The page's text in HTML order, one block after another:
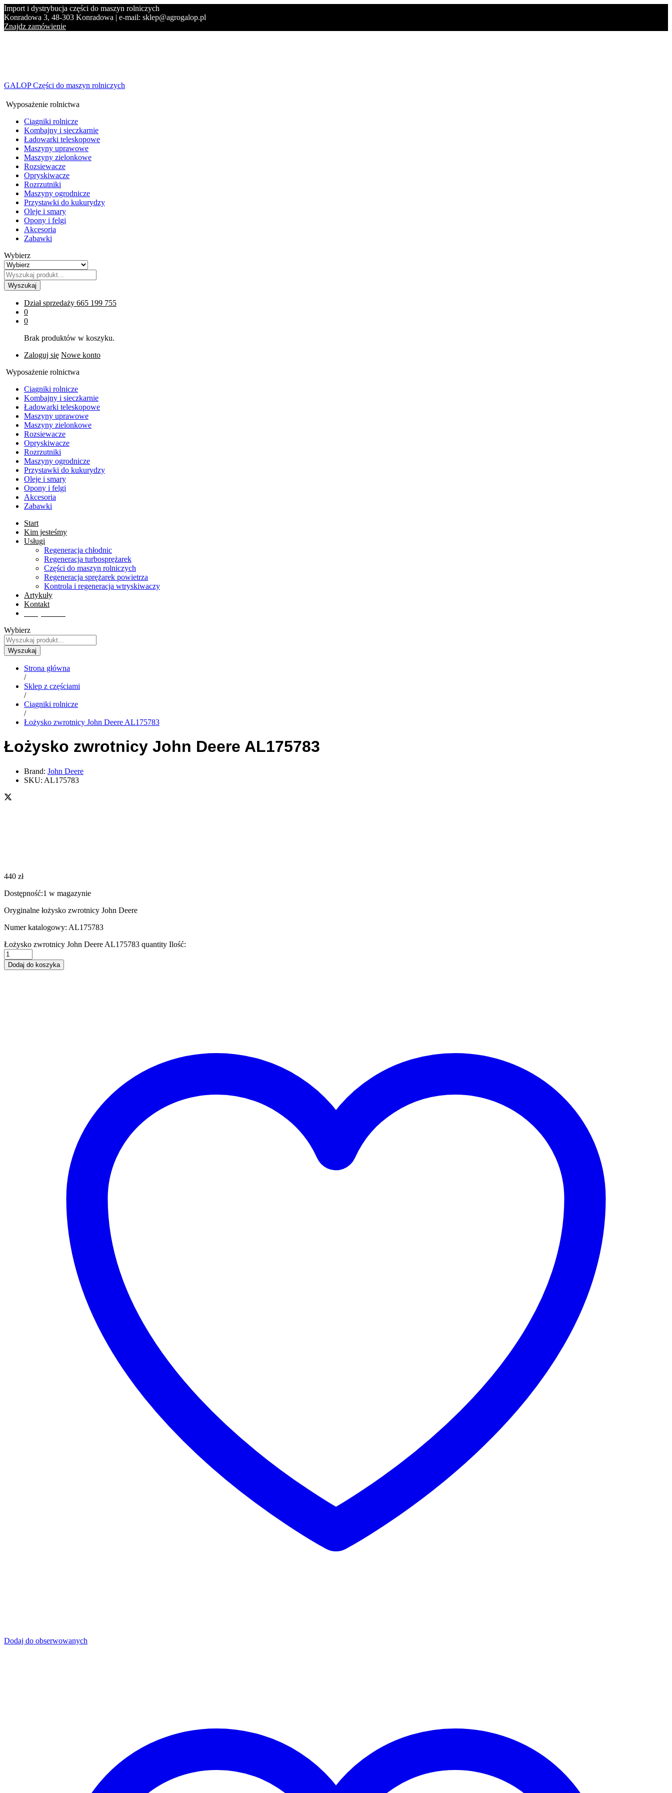
Import i dystrybucja części do maszyn rolniczych
Konradowa 3, 48-303 Konradowa | e-mail: sklep@agrogalop.pl
Znajdz zamówienie
GALOP Części do maszyn rolniczych
Wyposażenie rolnictwa
Ciągniki rolnicze
Kombajny i sieczkarnie
Ładowarki teleskopowe
Maszyny uprawowe
Maszyny zielonkowe
Rozsiewacze
Opryskiwacze
Rozrzutniki
Maszyny ogrodnicze
Przystawki do kukurydzy
Oleje i smary
Opony i felgi
Akcesoria
Zabawki
Wybierz
Wyszukaj
Dział sprzedaży 665 199 755
0
0
Brak produktów w koszyku.
Zaloguj się Nowe konto
Wyposażenie rolnictwa
Ciągniki rolnicze
Kombajny i sieczkarnie
Ładowarki teleskopowe
Maszyny uprawowe
Maszyny zielonkowe
Rozsiewacze
Opryskiwacze
Rozrzutniki
Maszyny ogrodnicze
Przystawki do kukurydzy
Oleje i smary
Opony i felgi
Akcesoria
Zabawki
Start
Kim jesteśmy
Usługi
Regeneracja chłodnic
Regeneracja turbosprężarek
Części do maszyn rolniczych
Regeneracja sprężarek powietrza
Kontrola i regeneracja wtryskiwaczy
Artykuły
Kontakt
Wybierz
Wyszukaj
Strona główna
/
Sklep z częściami
/
Ciągniki rolnicze
/
Łożysko zwrotnicy John Deere AL175783
Łożysko zwrotnicy John Deere AL175783
Brand: John Deere
SKU: AL175783
440 zł
Dostępność:1 w magazynie
Oryginalne łożysko zwrotnicy John Deere
Numer katalogowy: AL175783
Łożysko zwrotnicy John Deere AL175783 quantity Ilość:
Dodaj do koszyka
Dodaj do obserwowanych